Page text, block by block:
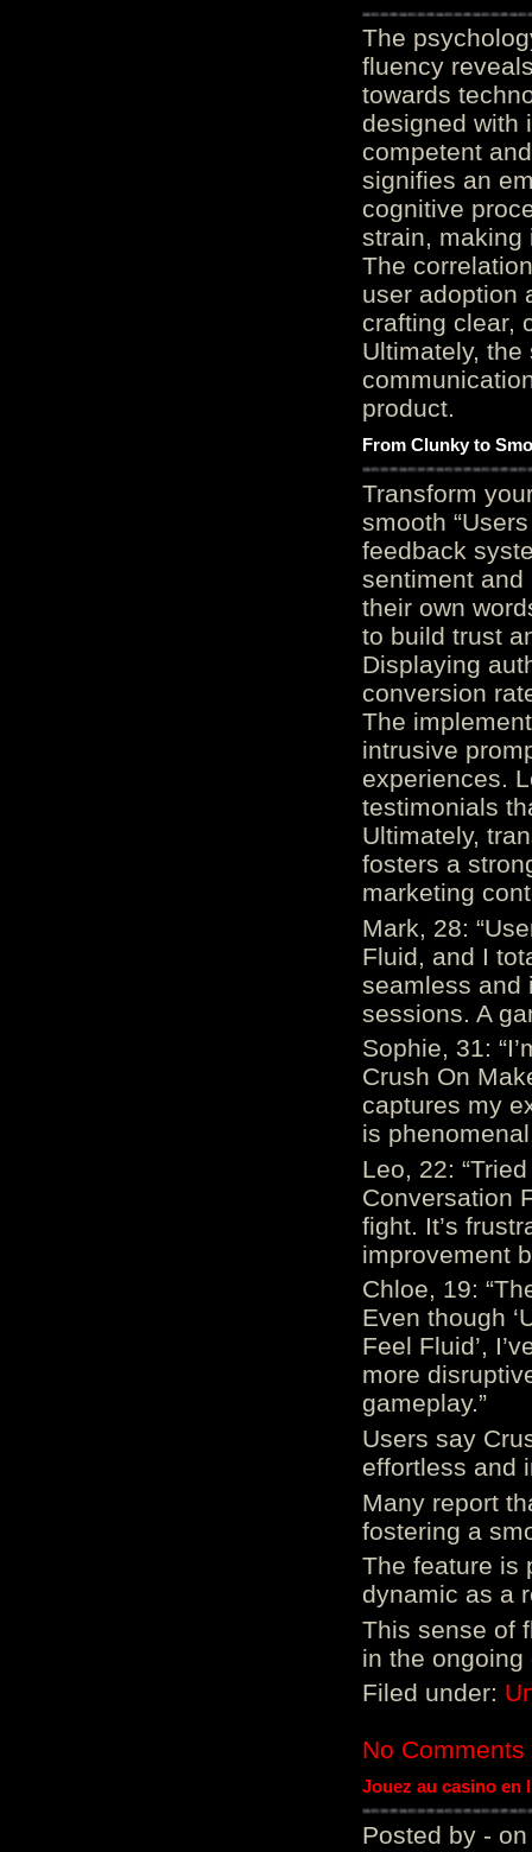
The
fluency
towards
designed with
competent
signifies an
cognitive
strain, making
The
user adoption
crafting clear,
Ultimately,
product.
From Clunky to
Transform
smooth
feedback
sentiment and
their own
to build trust
Displaying
conversion
The
intrusive
experiences.
testimonials
Ultimately,
fosters a
marketing
Mark, 28:
Fluid, and I
seamless and
sessions. A
Sophie, 31:
Crush On
captures my
is
Leo, 22:
Conversation
fight. It’s
improvement
Chloe, 19:
Even though
Feel Fluid’,
more
gameplay.”
Users say
effortless and
Many report
fostering a
The feature is
dynamic as a
This sense of
in the ongoing
Filed under:
No Comments
Jouez au casino en
Posted by - on